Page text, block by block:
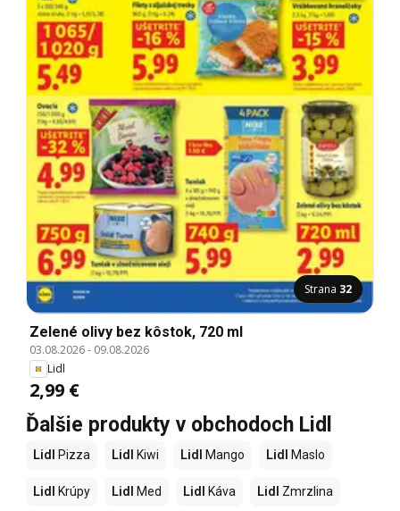
Strana 32
Zelené olivy bez kôstok, 720 ml
03.08.2026- 09.08.2026
Lidl
2,99 €
Ďalšie produkty v obchodoch Lidl
Lidl Pizza Lidl Kiwi Lidl Mango Lidl Maslo
Lidl Krúpy Lidl Med Lidl Káva Lidl Zmrzlina